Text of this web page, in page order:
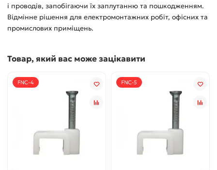
і проводів, запобігаючи їх заплутанню та пошкодженням.
Відмінне рішення для електромонтажних робіт, офісних та
промислових приміщень.
Товар, який вас може зацікавити
FNC-4 FNC-5